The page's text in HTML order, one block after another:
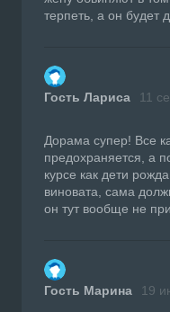
терпеть, а он будет
Гость Лариса 11
Дорама супер! Все
предохраняется, а
курсе как дети
виновата, сама
он тут вообще не
Гость Марина 19